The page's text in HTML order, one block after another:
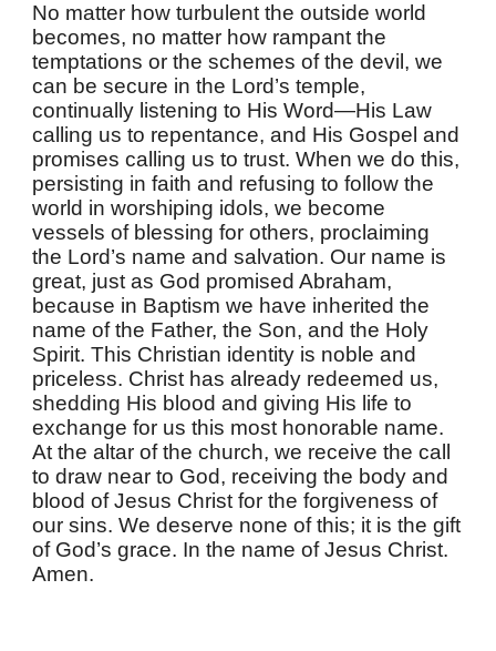
No matter how turbulent the outside world
becomes, no matter how rampant the
temptations or the schemes of the devil, we
can be secure in the Lord’s temple,
continually listening to His Word—His Law
calling us to repentance, and His Gospel and
promises calling us to trust. When we do this,
persisting in faith and refusing to follow the
world in worshiping idols, we become
vessels of blessing for others, proclaiming
the Lord’s name and salvation. Our name is
great, just as God promised Abraham,
because in Baptism we have inherited the
name of the Father, the Son, and the Holy
Spirit. This Christian identity is noble and
priceless. Christ has already redeemed us,
shedding His blood and giving His life to
exchange for us this most honorable name.
At the altar of the church, we receive the call
to draw near to God, receiving the body and
blood of Jesus Christ for the forgiveness of
our sins. We deserve none of this; it is the gift
of God’s grace. In the name of Jesus Christ.
Amen.